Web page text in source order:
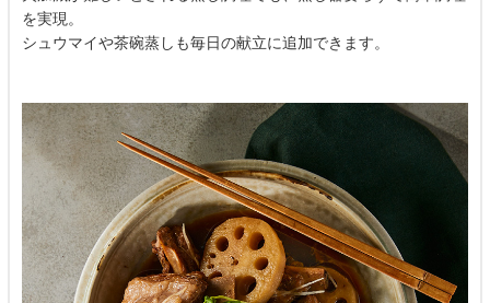
を実現。
シュウマイや茶碗蒸しも毎日の献立に追加できます。